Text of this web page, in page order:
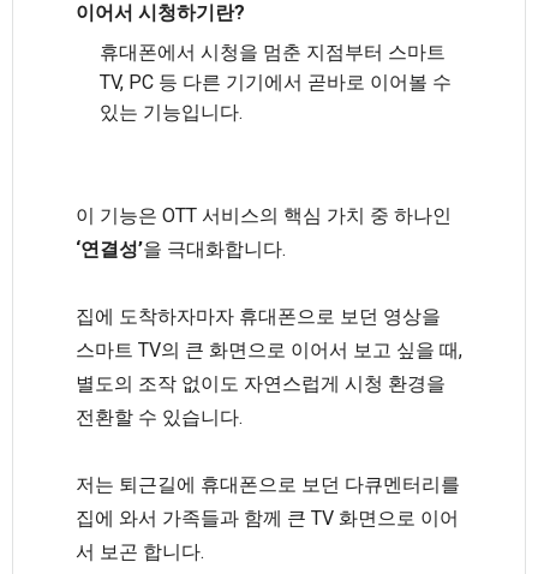
이어서 시청하기란?
휴대폰에서 시청을 멈춘 지점부터 스마트
TV, PC 등 다른 기기에서 곧바로 이어볼 수
있는 기능입니다.
이 기능은 OTT 서비스의 핵심 가치 중 하나인
‘연결성’을 극대화합니다.
집에 도착하자마자 휴대폰으로 보던 영상을
스마트 TV의 큰 화면으로 이어서 보고 싶을 때,
별도의 조작 없이도 자연스럽게 시청 환경을
전환할 수 있습니다.
저는 퇴근길에 휴대폰으로 보던 다큐멘터리를
집에 와서 가족들과 함께 큰 TV 화면으로 이어
서 보곤 합니다.